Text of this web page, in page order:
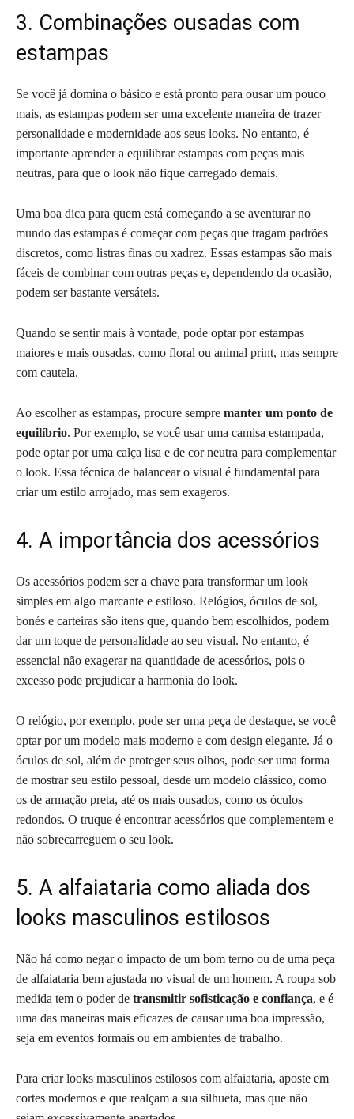
3. Combinações ousadas com
estampas
Se você já domina o básico e está pronto para ousar um pouco
mais, as estampas podem ser uma excelente maneira de trazer
personalidade e modernidade aos seus looks. No entanto, é
importante aprender a equilibrar estampas com peças mais
neutras, para que o look não fique carregado demais.
Uma boa dica para quem está começando a se aventurar no
mundo das estampas é começar com peças que tragam padrões
discretos, como listras finas ou xadrez. Essas estampas são mais
fáceis de combinar com outras peças e, dependendo da ocasião,
podem ser bastante versáteis.
Quando se sentir mais à vontade, pode optar por estampas
maiores e mais ousadas, como floral ou animal print, mas sempre
com cautela.
Ao escolher as estampas, procure sempre manter um ponto de
equilíbrio. Por exemplo, se você usar uma camisa estampada,
pode optar por uma calça lisa e de cor neutra para complementar
o look. Essa técnica de balancear o visual é fundamental para
criar um estilo arrojado, mas sem exageros.
4. A importância dos acessórios
Os acessórios podem ser a chave para transformar um look
simples em algo marcante e estiloso. Relógios, óculos de sol,
bonés e carteiras são itens que, quando bem escolhidos, podem
dar um toque de personalidade ao seu visual. No entanto, é
essencial não exagerar na quantidade de acessórios, pois o
excesso pode prejudicar a harmonia do look.
O relógio, por exemplo, pode ser uma peça de destaque, se você
optar por um modelo mais moderno e com design elegante. Já o
óculos de sol, além de proteger seus olhos, pode ser uma forma
de mostrar seu estilo pessoal, desde um modelo clássico, como
os de armação preta, até os mais ousados, como os óculos
redondos. O truque é encontrar acessórios que complementem e
não sobrecarreguem o seu look.
5. A alfaiataria como aliada dos
looks masculinos estilosos
Não há como negar o impacto de um bom terno ou de uma peça
de alfaiataria bem ajustada no visual de um homem. A roupa sob
medida tem o poder de transmitir sofisticação e confiança, e é
uma das maneiras mais eficazes de causar uma boa impressão,
seja em eventos formais ou em ambientes de trabalho.
Para criar looks masculinos estilosos com alfaiataria, aposte em
cortes modernos e que realçam a sua silhueta, mas que não